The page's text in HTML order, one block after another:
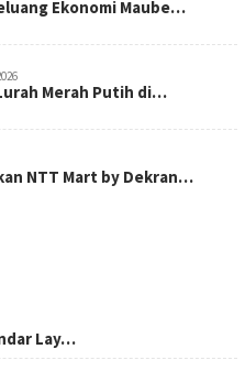
Ekonomi Maube…
Merah Putih di…
NTT Mart by Dekran…
Lay…